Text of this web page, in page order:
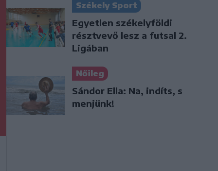
Székely Sport
Egyetlen székelyföldi
résztvevő lesz a futsal 2.
Ligában
Nőileg
Sándor Ella: Na, indíts, s
menjünk!